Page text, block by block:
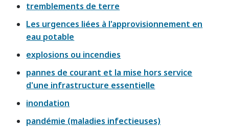
tremblements de terre
Les urgences liées à l'approvisionnement en
eau potable
explosions ou incendies
pannes de courant et la mise hors service
d'une infrastructure essentielle
inondation
pandémie (maladies infectieuses)